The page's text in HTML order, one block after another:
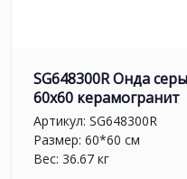
SG648300R Онда
60х60 керамогранит
Артикул: SG648300R
Размер: 60*60 см
Вес: 36.67 кг